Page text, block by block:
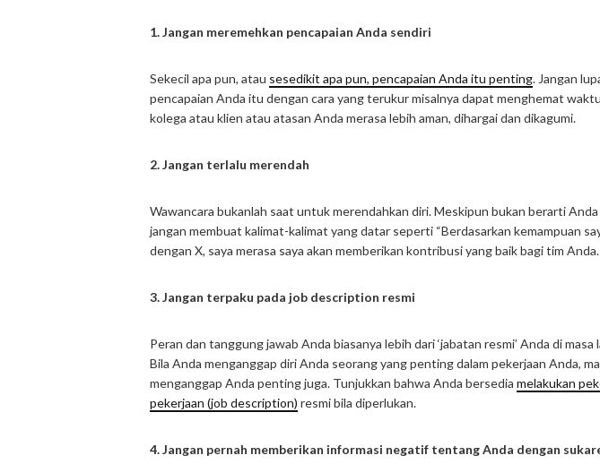
1. Jangan meremehkan pencapaian Anda sendiri
Sekecil apa pun, atau sesedikit apa pun, pencapaian Anda itu penting. Jangan
pencapaian Anda itu dengan cara yang terukur misalnya dapat menghemat
kolega atau klien atau atasan Anda merasa lebih aman, dihargai dan dikagumi.
2. Jangan terlalu merendah
Wawancara bukanlah saat untuk merendahkan diri. Meskipun bukan berarti
jangan membuat kalimat-kalimat yang datar seperti “Berdasarkan kemampuan
dengan X, saya merasa saya akan memberikan kontribusi yang baik bagi tim Anda.
3. Jangan terpaku pada job description resmi
Peran dan tanggung jawab Anda biasanya lebih dari ‘jabatan resmi’ Anda di masa
Bila Anda menganggap diri Anda seorang yang penting dalam pekerjaan Anda,
menganggap Anda penting juga. Tunjukkan bahwa Anda bersedia melakukan
pekerjaan (job description) resmi bila diperlukan.
4. Jangan pernah memberikan informasi negatif tentang Anda dengan